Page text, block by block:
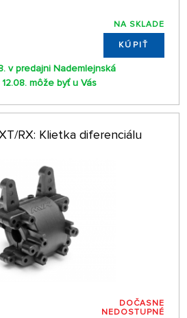
NA SKLADE
KÚPIŤ
v predajni Nademlejnská
môže byť u Vás
RX: Klietka diferenciálu
DOČASNE
NEDOSTUPNÉ